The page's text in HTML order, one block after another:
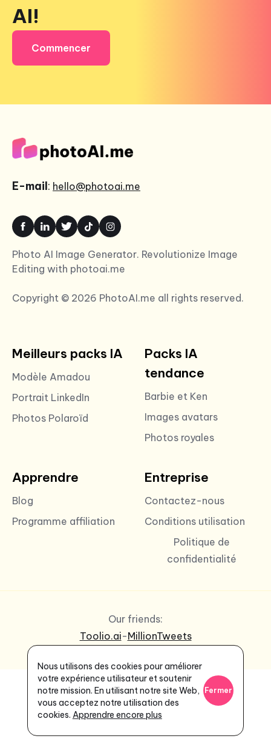
AI!
Commencer
E-mail: hello@photoai.me
Photo AI Image Generator. Revolutionize Image
Editing with photoai.me
Copyright © 2026 PhotoAI.me all rights reserved.
Meilleurs packs IA
Modèle Amadou
Portrait LinkedIn
Photos Polaroïd
Packs IA
tendance
Barbie et Ken
Images avatars
Photos royales
Apprendre
Blog
Programme affiliation
Entreprise
Contactez-nous
Conditions utilisation
Politique de
confidentialité
Our friends:
Toolio.ai-MillionTweets
Nous utilisons des cookies pour améliorer
votre expérience utilisateur et soutenir
notre mission. En utilisant notre site Web,
vous acceptez notre utilisation des
cookies. Apprendre encore plus
Fermer